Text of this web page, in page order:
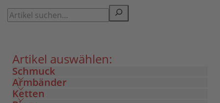
Artikel auswählen:
Schmuck
Armbänder
Ketten